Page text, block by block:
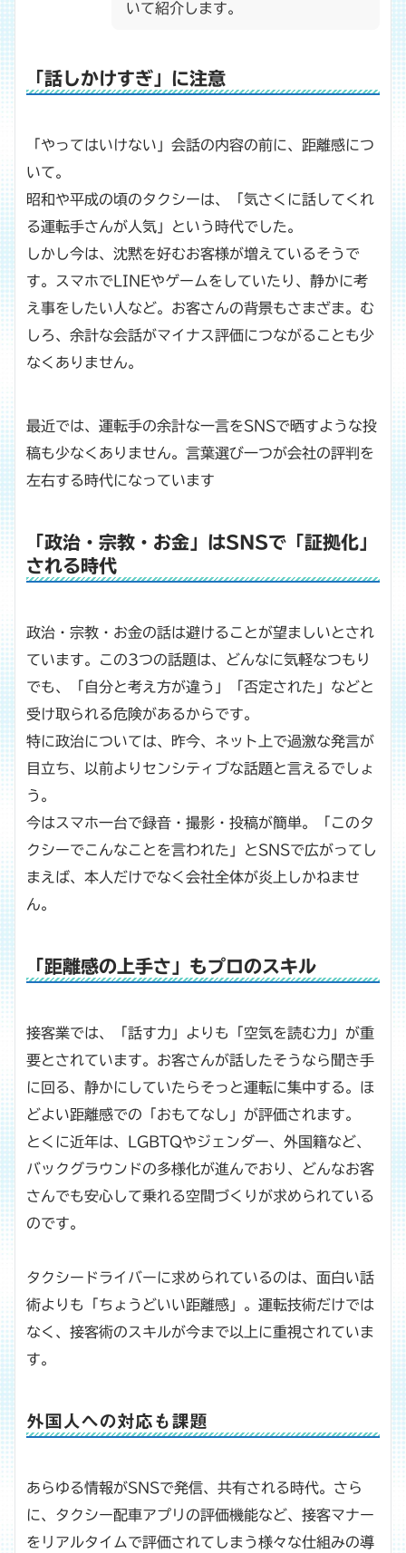
いて紹介します。
「話しかけすぎ」に注意
「やってはいけない」会話の内容の前に、距離感につ
いて。
昭和や平成の頃のタクシーは、「気さくに話してくれ
る運転手さんが人気」という時代でした。
しかし今は、沈黙を好むお客様が増えているそうで
す。スマホでLINEやゲームをしていたり、静かに考
え事をしたい人など。お客さんの背景もさまざま。む
しろ、余計な会話がマイナス評価につながることも少
なくありません。
最近では、運転手の余計な一言をSNSで晒すような投
稿も少なくありません。言葉選び一つが会社の評判を
左右する時代になっています
「政治・宗教・お金」はSNSで「証拠化」
される時代
政治・宗教・お金の話は避けることが望ましいとされ
ています。この3つの話題は、どんなに気軽なつもり
でも、「自分と考え方が違う」「否定された」などと
受け取られる危険があるからです。
特に政治については、昨今、ネット上で過激な発言が
目立ち、以前よりセンシティブな話題と言えるでしょ
う。
今はスマホ一台で録音・撮影・投稿が簡単。「このタ
クシーでこんなことを言われた」とSNSで広がってし
まえば、本人だけでなく会社全体が炎上しかねませ
ん。
「距離感の上手さ」もプロのスキル
接客業では、「話す力」よりも「空気を読む力」が重
要とされています。お客さんが話したそうなら聞き手
に回る、静かにしていたらそっと運転に集中する。ほ
どよい距離感での「おもてなし」が評価されます。
とくに近年は、LGBTQやジェンダー、外国籍など、
バックグラウンドの多様化が進んでおり、どんなお客
さんでも安心して乗れる空間づくりが求められている
のです。
タクシードライバーに求められているのは、面白い話
術よりも「ちょうどいい距離感」。運転技術だけでは
なく、接客術のスキルが今まで以上に重視されていま
す。
外国人への対応も課題
あらゆる情報がSNSで発信、共有される時代。さら
に、タクシー配車アプリの評価機能など、接客マナー
をリアルタイムで評価されてしまう様々な仕組みの導